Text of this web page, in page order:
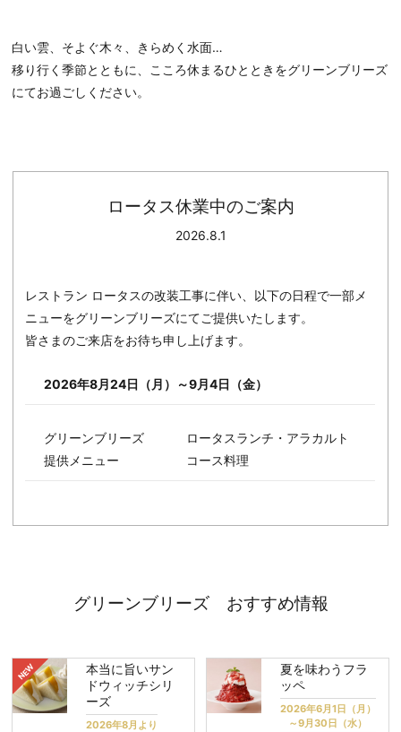
白い雲、そよぐ木々、きらめく水面…
移り行く季節とともに、こころ休まるひとときをグリーンブリーズ
にてお過ごしください。
ロータス休業中のご案内
2026.8.1
レストラン ロータスの改装工事に伴い、以下の日程で一部メ
ニューをグリーンブリーズにてご提供いたします。
皆さまのご来店をお待ち申し上げます。
2026年8月24日（月）～9月4日（金）
グリーンブリーズ
提供メニュー
ロータスランチ・アラカルト
コース料理
グリーンブリーズ おすすめ情報
本当に旨いサン
ドウィッチシリ
ーズ
2026年8月より
夏を味わうフラ
ッペ
2026年6月1日（月）
～9月30日（水）